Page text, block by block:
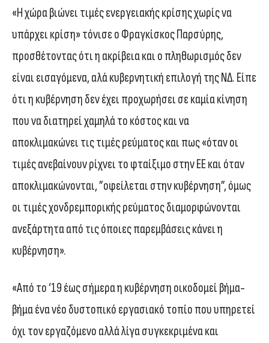
«Η χώρα βιώνει τιμές ενεργειακής κρίσης χωρίς να
υπάρχει κρίση» τόνισε ο Φραγκίσκος Παρσύρης,
προσθέτοντας ότι η ακρίβεια και ο πληθωρισμός δεν
είναι εισαγόμενα, αλά κυβερνητική επιλογή της ΝΔ. Είπε
ότι η κυβέρνηση δεν έχει προχωρήσει σε καμία κίνηση
που να διατηρεί χαμηλά το κόστος και να
αποκλιμακώνει τις τιμές ρεύματος και πως «όταν οι
τιμές ανεβαίνουν ρίχνει το φταίξιμο στην ΕΕ και όταν
αποκλιμακώνονται, ”οφείλεται στην κυβέρνηση”, όμως
οι τιμές χονδρεμπορικής ρεύματος διαμορφώνονται
ανεξάρτητα από τις όποιες παρεμβάσεις κάνει η
κυβέρνηση».
«Από το ‘19 έως σήμερα η κυβέρνηση οικοδομεί βήμα-
βήμα ένα νέο δυστοπικό εργασιακό τοπίο που υπηρετεί
όχι τον εργαζόμενο αλλά λίγα συγκεκριμένα και